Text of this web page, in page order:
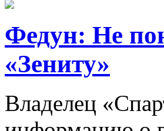
Федун: Не
«Зениту»
Владелец